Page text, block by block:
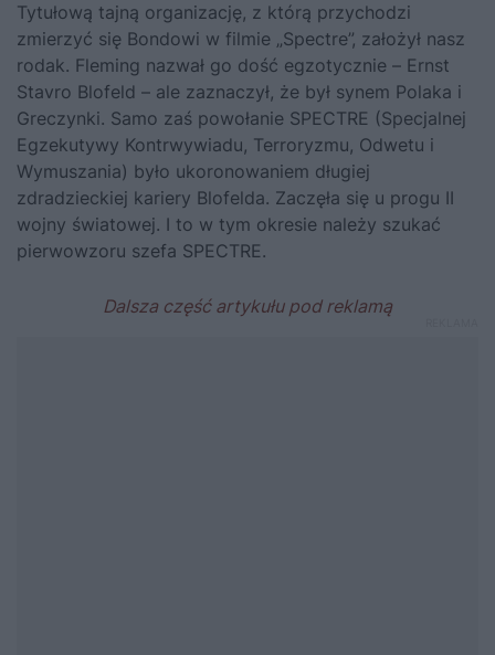
Tytułową tajną organizację, z którą przychodzi
zmierzyć się Bondowi w filmie „Spectre”, założył nasz
rodak. Fleming nazwał go dość egzotycznie – Ernst
Stavro Blofeld – ale zaznaczył, że był synem Polaka i
Greczynki. Samo zaś powołanie SPECTRE (Specjalnej
Egzekutywy Kontrwywiadu, Terroryzmu, Odwetu i
Wymuszania) było ukoronowaniem długiej
zdradzieckiej kariery Blofelda. Zaczęła się u progu II
wojny światowej. I to w tym okresie należy szukać
pierwowzoru szefa SPECTRE.